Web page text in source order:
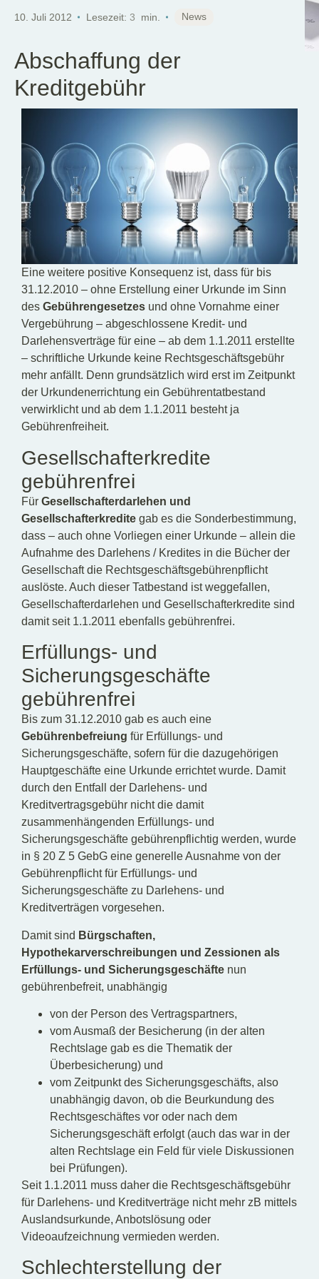
10. Juli 2012 Lesezeit: 3 min. News
Abschaffung der
Kreditgebühr
Eine weitere positive Konsequenz ist, dass für bis
31.12.2010 – ohne Erstellung einer Urkunde im Sinn
des Gebührengesetzes und ohne Vornahme einer
Vergebührung – abgeschlossene Kredit- und
Darlehensverträge für eine – ab dem 1.1.2011 erstellte
– schriftliche Urkunde keine Rechtsgeschäftsgebühr
mehr anfällt. Denn grundsätzlich wird erst im Zeitpunkt
der Urkundenerrichtung ein Gebührentatbestand
verwirklicht und ab dem 1.1.2011 besteht ja
Gebührenfreiheit.
Gesellschafterkredite
gebührenfrei
Für Gesellschafterdarlehen und
Gesellschafterkredite gab es die Sonderbestimmung,
dass – auch ohne Vorliegen einer Urkunde – allein die
Aufnahme des Darlehens / Kredites in die Bücher der
Gesellschaft die Rechtsgeschäftsgebührenpflicht
auslöste. Auch dieser Tatbestand ist weggefallen,
Gesellschafterdarlehen und Gesellschafterkredite sind
damit seit 1.1.2011 ebenfalls gebührenfrei.
Erfüllungs- und
Sicherungsgeschäfte
gebührenfrei
Bis zum 31.12.2010 gab es auch eine
Gebührenbefreiung für Erfüllungs- und
Sicherungsgeschäfte, sofern für die dazugehörigen
Hauptgeschäfte eine Urkunde errichtet wurde. Damit
durch den Entfall der Darlehens- und
Kreditvertragsgebühr nicht die damit
zusammenhängenden Erfüllungs- und
Sicherungsgeschäfte gebührenpflichtig werden, wurde
in § 20 Z 5 GebG eine generelle Ausnahme von der
Gebührenpflicht für Erfüllungs- und
Sicherungsgeschäfte zu Darlehens- und
Kreditverträgen vorgesehen.
Damit sind Bürgschaften,
Hypothekarverschreibungen und Zessionen als
Erfüllungs- und Sicherungsgeschäfte nun
gebührenbefreit, unabhängig
von der Person des Vertragspartners,
vom Ausmaß der Besicherung (in der alten
Rechtslage gab es die Thematik der
Überbesicherung) und
vom Zeitpunkt des Sicherungsgeschäfts, also
unabhängig davon, ob die Beurkundung des
Rechtsgeschäftes vor oder nach dem
Sicherungsgeschäft erfolgt (auch das war in der
alten Rechtslage ein Feld für viele Diskussionen
bei Prüfungen).
Seit 1.1.2011 muss daher die Rechtsgeschäftsgebühr
für Darlehens- und Kreditverträge nicht mehr zB mittels
Auslandsurkunde, Anbotslösung oder
Videoaufzeichnung vermieden werden.
Schlechterstellung der